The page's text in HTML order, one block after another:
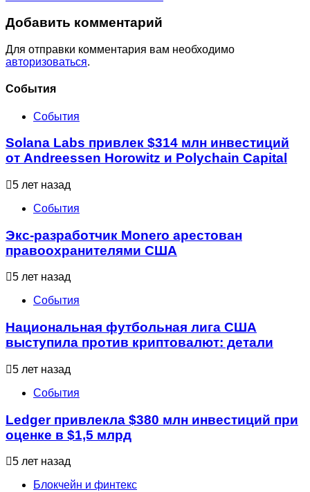
Добавить комментарий
Для отправки комментария вам необходимо
авторизоваться.
Cобытия
События
Solana Labs привлек $314 млн инвестиций
от Andreessen Horowitz и Polychain Capital
5 лет назад
События
Экс-разработчик Monero арестован
правоохранителями США
5 лет назад
События
Национальная футбольная лига США
выступила против криптовалют: детали
5 лет назад
События
Ledger привлекла $380 млн инвестиций при
оценке в $1,5 млрд
5 лет назад
Блокчейн и финтекс